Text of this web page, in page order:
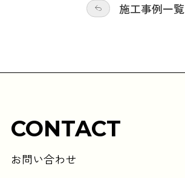
施工事例一覧
CONTACT
お問い合わせ